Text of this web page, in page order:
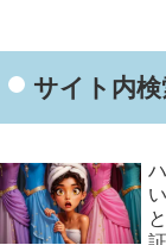
サイト内検